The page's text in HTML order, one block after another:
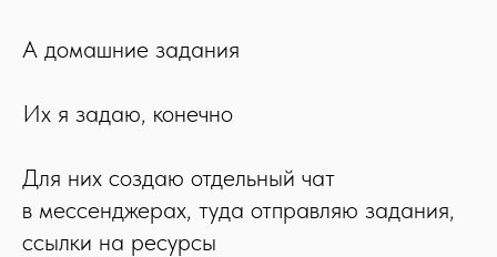
А домашние задания
Их я задаю, конечно
Для них создаю отдельный чат
в мессенджерах, туда отправляю задания,
ссылки на ресурсы